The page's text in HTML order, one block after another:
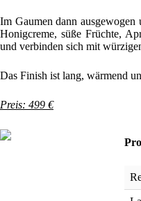
Im Gaumen dann
Honigcreme, süße Früchte,
und verbinden sich mit
Das Finish ist lang, wärmend
Preis: 499 €